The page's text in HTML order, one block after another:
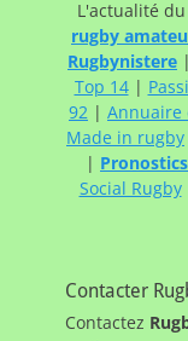
L'actualité du
rugby
Rugbynistere |
Top 14|
92 | Annuaire
Made in rugby
|
Social Rugby
Contacter
Contactez